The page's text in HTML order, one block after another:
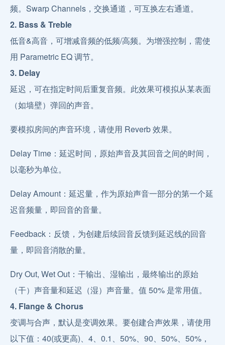
频。Swarp Channels，交换通道，可互换左右通道。
2. Bass & Treble
低音&高音，可增减音频的低频/高频。为增强控制，需使
用 Parametric EQ 调节。
3. Delay
延迟，可在指定时间后重复音频。此效果可模拟从某表面
（如墙壁）弹回的声音。
要模拟房间的声音环境，请使用 Reverb 效果。
Delay Time：延迟时间，原始声音及其回音之间的时间，
以毫秒为单位。
Delay Amount：延迟量，作为原始声音一部分的第一个延
迟音频量，即回音的音量。
Feedback：反馈，为创建后续回音反馈到延迟线的回音
量，即回音消散的量。
Dry Out, Wet Out：干输出、湿输出，最终输出的原始
（干）声音量和延迟（湿）声音量。值 50% 是常用值。
4. Flange & Chorus
变调与合声，默认是变调效果。要创建合声效果，请使用
以下值：40(或更高)、4、0.1、50%、90、50%、50%，